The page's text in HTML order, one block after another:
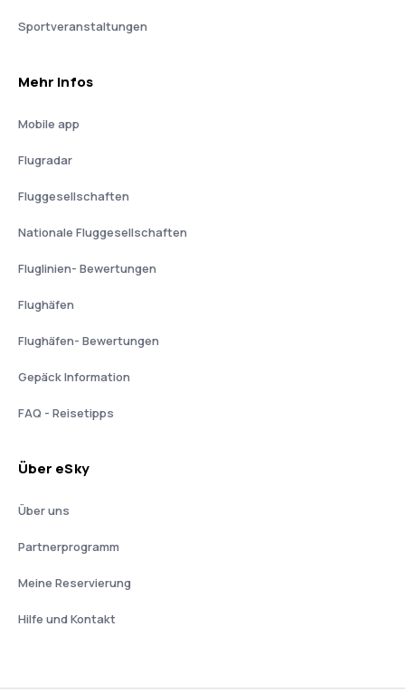
Sportveranstaltungen
Mehr Infos
Mobile app
Flugradar
Fluggesellschaften
Nationale Fluggesellschaften
Fluglinien- Bewertungen
Flughäfen
Flughäfen- Bewertungen
Gepäck Information
FAQ - Reisetipps
Über eSky
Über uns
Partnerprogramm
Meine Reservierung
Hilfe und Kontakt